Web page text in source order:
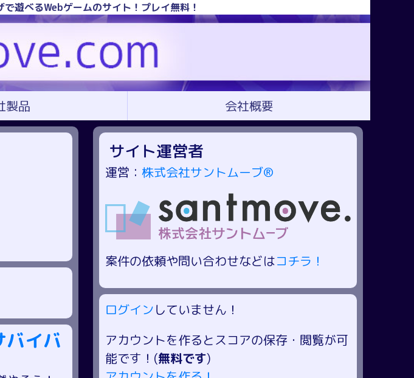
遊べるWebゲームのサイト！プレイ無料！
製品 会社概要
バイバ
サイト運営者
運営： 株式会社サントムーブ®
案件の依頼や問い合わせなどはコチラ！
ログインしていません！
アカウントを作るとスコアの保存・閲覧が可
能です！(無料です)